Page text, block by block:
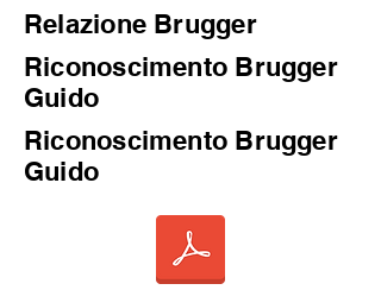
Relazione Brugger
Riconoscimento Brugger
Guido
Riconoscimento Brugger
Guido